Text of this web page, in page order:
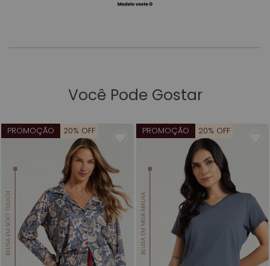
Você Pode Gostar
PROMOÇÃO 20% OFF PROMOÇÃO 20% OFF